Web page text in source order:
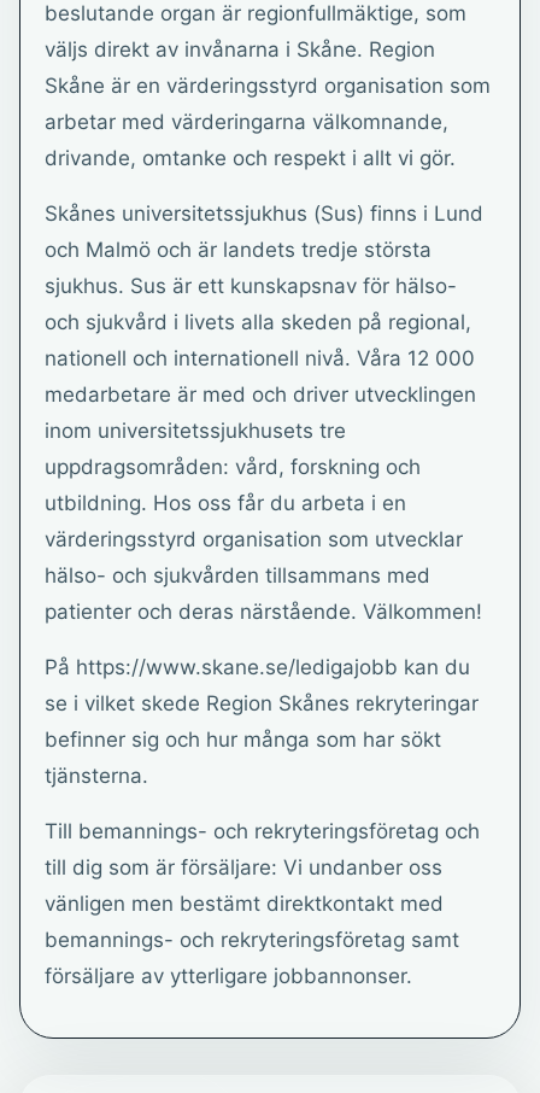
beslutande organ är regionfullmäktige, som
väljs direkt av invånarna i Skåne. Region
Skåne är en värderingsstyrd organisation som
arbetar med värderingarna välkomnande,
drivande, omtanke och respekt i allt vi gör.
Skånes universitetssjukhus (Sus) finns i Lund
och Malmö och är landets tredje största
sjukhus. Sus är ett kunskapsnav för hälso-
och sjukvård i livets alla skeden på regional,
nationell och internationell nivå. Våra 12 000
medarbetare är med och driver utvecklingen
inom universitetssjukhusets tre
uppdragsområden: vård, forskning och
utbildning. Hos oss får du arbeta i en
värderingsstyrd organisation som utvecklar
hälso- och sjukvården tillsammans med
patienter och deras närstående. Välkommen!
På https://www.skane.se/ledigajobb kan du
se i vilket skede Region Skånes rekryteringar
befinner sig och hur många som har sökt
tjänsterna.
Till bemannings- och rekryteringsföretag och
till dig som är försäljare: Vi undanber oss
vänligen men bestämt direktkontakt med
bemannings- och rekryteringsföretag samt
försäljare av ytterligare jobbannonser.